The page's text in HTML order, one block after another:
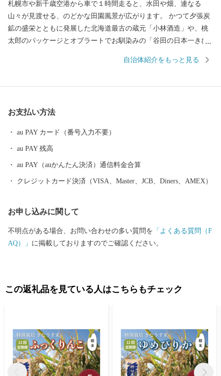
札幌市や新千歳空港から車で１時間走ると、水田や畑、連なる
山々が見渡せる、のどかな田園風景が広がります。 かつて夕張炭
鉱の盛栄とともに発展した北海道最古の蔵元「小林酒造」や、桃
太郎のパッケージとオブラートでお馴染みの「谷田の日本一きび
は、実は栗山町の特産品。 野球日本代表 栗山英樹前監督が、ご自
動物園」がママに人気の「栗山公園」は、家族で一日中楽しめる
信し、一人でも多くの「栗山ファン」を増やせるよう励んでまい
ります。 「栗山出身」ってだけでモテる時代は、きっとくる！
自治体紹介をもっと見る
お支払い方法
au PAY カード（番号入力不要）
au PAY 残高
au PAY（auかんたん決済）通信料金合算
クレジットカード決済（VISA、Master、JCB、Diners、AMEX）
お申し込みに関して
不明点がある場合、お問い合わせの多い質問を 「よくある質問（F
AQ）」 に掲載しておりますのでご確認ください。
この返礼品を見ている人はこちらもチェック